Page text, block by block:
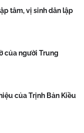
tâm, vị sinh dân lập
của người Trung
của Trịnh Bản Kiều